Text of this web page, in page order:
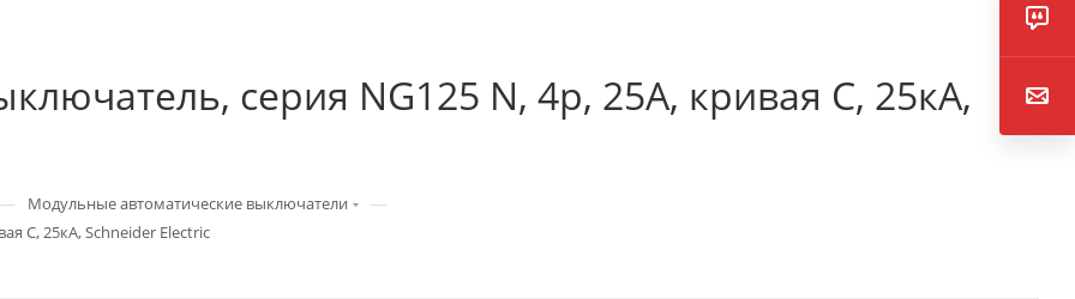
серия NG125 N, 4p, 25А, кривая C, 25кА,
Модульные автоматические выключатели —
C, 25кА, Schneider Electric